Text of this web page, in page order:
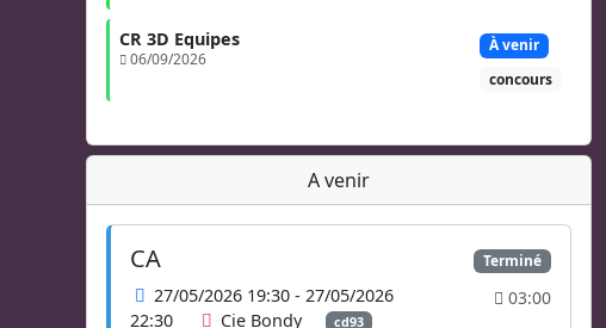
CR 3D Equipes
06/09/2026
À venir
concours
A venir
CA
27/05/2026 19:30 - 27/05/2026
22:30
Cie Bondy cd93
Terminé
03:00